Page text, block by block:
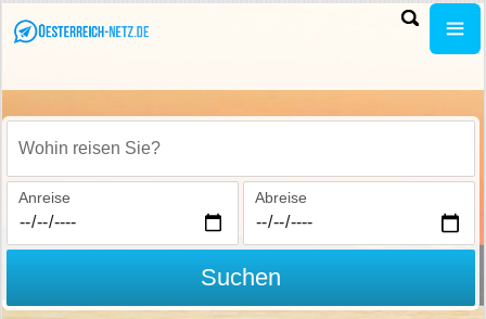
Wohin reisen Sie?
Anreise Abreise
Suchen